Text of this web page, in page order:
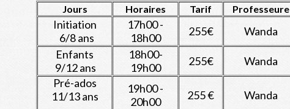
Jours Horaires Tarif Professeure
Initiation
6/8 ans
17h00 -
18h00
255€
Wanda
Enfants
9/12 ans
18h00-
19h00
255€
Wanda
Pré-ados
11/13 ans
19h00 -
20h00
255 € Wanda